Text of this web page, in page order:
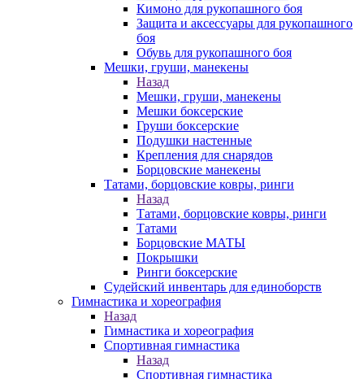
Кимоно для рукопашного боя
Защита и аксессуары для рукопашного
боя
Обувь для рукопашного боя
Мешки, груши, манекены
Назад
Мешки, груши, манекены
Мешки боксерские
Груши боксерские
Подушки настенные
Крепления для снарядов
Борцовские манекены
Татами, борцовские ковры, ринги
Назад
Татами, борцовские ковры, ринги
Татами
Борцовские МАТЫ
Покрышки
Ринги боксерские
Судейский инвентарь для единоборств
Гимнастика и хореография
Назад
Гимнастика и хореография
Спортивная гимнастика
Назад
Спортивная гимнастика